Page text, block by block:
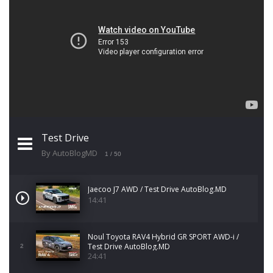
Test Drive
By AutoBlogMD 1 / 50
Jaecoo J7 AWD / Test Drive AutoBlog.MD
14:41
2
Noul Toyota RAV4 Hybrid GR SPORT AWD-i /
Test Drive AutoBlog.MD
24:41